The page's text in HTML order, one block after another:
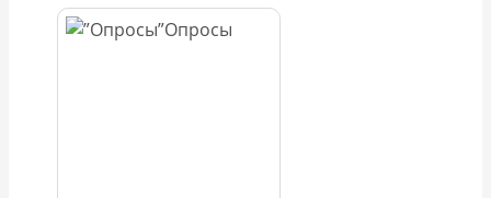
Опросы